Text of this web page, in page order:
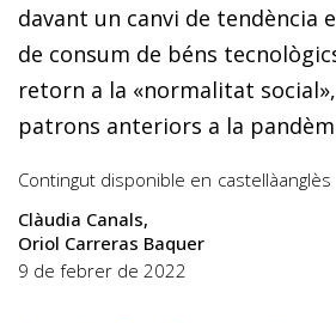
davant un canvi de tendència
de consum de béns
retorn a la «normalitat
patrons anteriors a la
Contingut disponible en castellàanglès
Clàudia Canals
Oriol Carreras Baquer
9 de febrer de 2022